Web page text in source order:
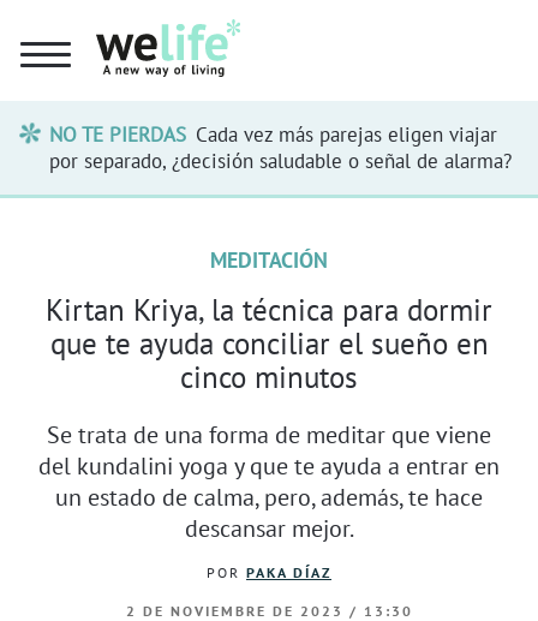
NO TE PIERDAS Cada vez más parejas eligen viajar
por separado, ¿decisión saludable o señal de alarma?
MEDITACIÓN
Kirtan Kriya, la técnica para dormir
que te ayuda conciliar el sueño en
cinco minutos
Se trata de una forma de meditar que viene
del kundalini yoga y que te ayuda a entrar en
un estado de calma, pero, además, te hace
descansar mejor.
POR PAKA DÍAZ
2 DE NOVIEMBRE DE 2023 / 13:30